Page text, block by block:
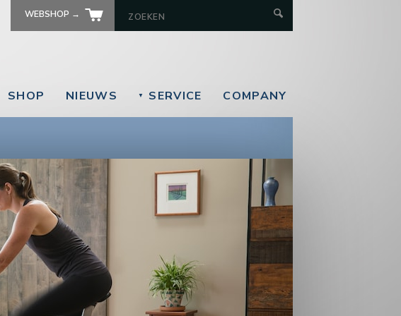
WEBSHOP →
SHOP NIEUWS ▼ SERVICE COMPANY